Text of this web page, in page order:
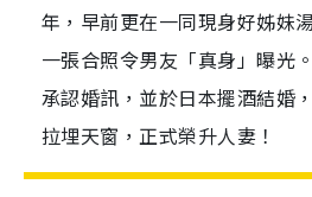
年，早前更在一同現身好姊妹
一張合照令男友「真身」曝光
承認婚訊，並於日本擺酒結婚
拉埋天窗，正式榮升人妻！